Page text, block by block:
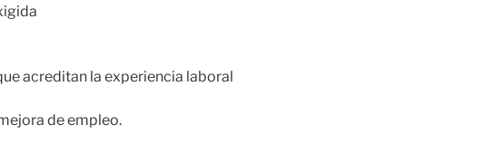
acreditan la experiencia laboral
de empleo.